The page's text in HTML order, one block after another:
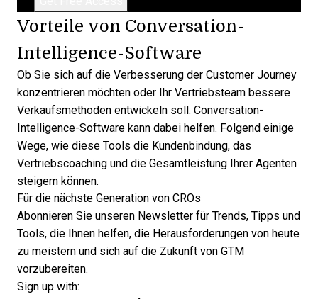
Vorteile von Conversation-
Intelligence-Software
Ob Sie sich auf die Verbesserung der Customer Journey
konzentrieren möchten oder Ihr Vertriebsteam bessere
Verkaufsmethoden entwickeln soll: Conversation-
Intelligence-Software kann dabei helfen. Folgend einige
Wege, wie diese Tools die Kundenbindung, das
Vertriebscoaching und die Gesamtleistung Ihrer Agenten
steigern können.
Für die nächste Generation von CROs
Abonnieren Sie unseren Newsletter für Trends, Tipps und
Tools, die Ihnen helfen, die Herausforderungen von heute
zu meistern und sich auf die Zukunft von GTM
vorzubereiten.
Sign up with: